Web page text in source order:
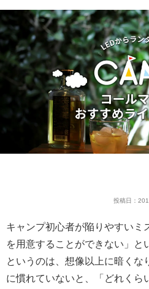
投稿日：
キャンプ初心者が陥りやすいミ
を用意することができない」と
というのは、想像以上に暗くな
に慣れていないと、「どれくら